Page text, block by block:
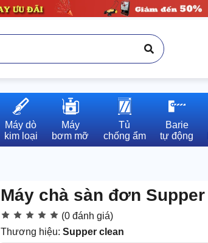
Máy dò
kim loại
Máy
bơm mỡ
Tủ
chống ẩm
Barie
tự động
Máy chà sàn đơn Supper
(0 đánh giá)
Thương hiệu: Supper clean